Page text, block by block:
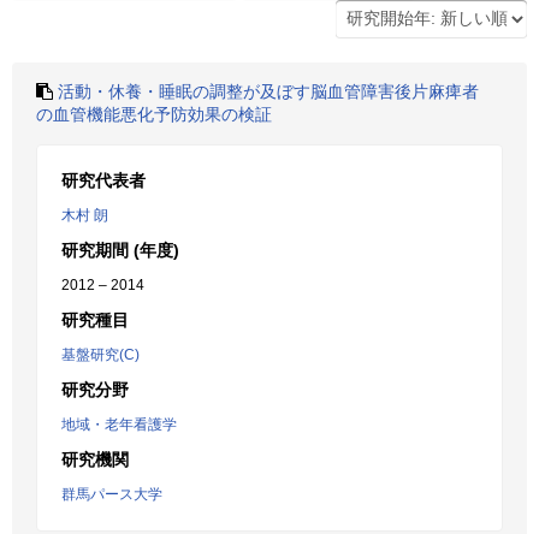
活動・休養・睡眠の調整が及ぼす脳血管障害後片麻痺者
の血管機能悪化予防効果の検証
研究代表者
木村 朗
研究期間 (年度)
2012 – 2014
研究種目
基盤研究(C)
研究分野
地域・老年看護学
研究機関
群馬パース大学